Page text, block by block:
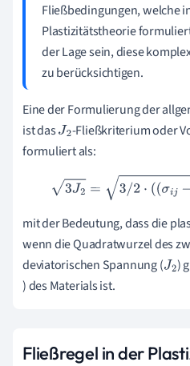
Fließbedingungen, welche
Plastizitätstheorie
der Lage sein, diese
zu berücksichtigen.
Eine der Formulierung der
ist dasJ2-Fließkriterium oder
formuliert als:
3J 2=3/2 ⋅ (σij−σ k
mit der Bedeutung, dass die
wenn die Quadratwurzel des
deviatorischen Spannung (J2)
) des Materials ist.
Fließregel in der